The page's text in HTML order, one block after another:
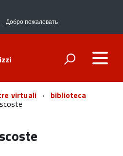
Добро пожаловать
virtuali biblioteca